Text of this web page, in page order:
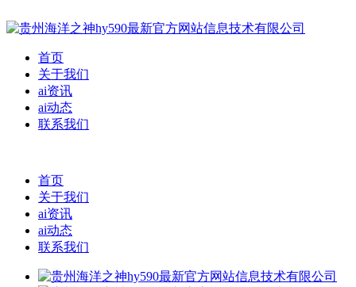
首页
关于我们
ai资讯
ai动态
联系我们
首页
关于我们
ai资讯
ai动态
联系我们